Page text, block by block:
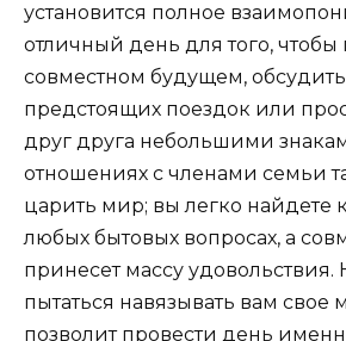
установится полное
отличный день для того, чтобы
совместном будущем,
предстоящих поездок или
друг друга небольшими
отношениях с членами семьи
царить мир; вы легко найдете
любых бытовых вопросах, а
принесет массу удовольствия.
пытаться навязывать вам свое
позволит провести день